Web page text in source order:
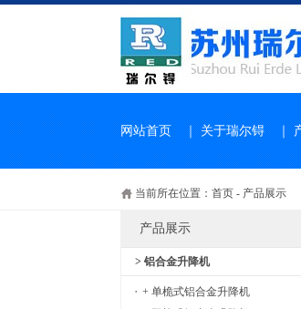
网站首页｜关于瑞尔锝｜
当前所在位置： 首页 - 产品展示
产品展示
> 铝合金升降机
+ 单桅式铝合金升降机